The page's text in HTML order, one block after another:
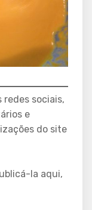
redes sociais,
e
do site
la aqui,